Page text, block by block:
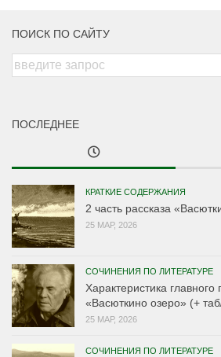
ПОИСК ПО САЙТУ
ПОСЛЕДНЕЕ
КРАТКИЕ СОДЕРЖАНИЯ
2 часть рассказа
25 МАР, 2026
СОЧИНЕНИЯ ПО ЛИТЕРАТУРЕ
Характеристика главного
«Васюткино озеро» (+
25 МАР, 2026
СОЧИНЕНИЯ ПО ЛИТЕРАТУРЕ